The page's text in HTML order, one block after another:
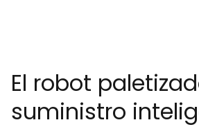
El robot
suministro